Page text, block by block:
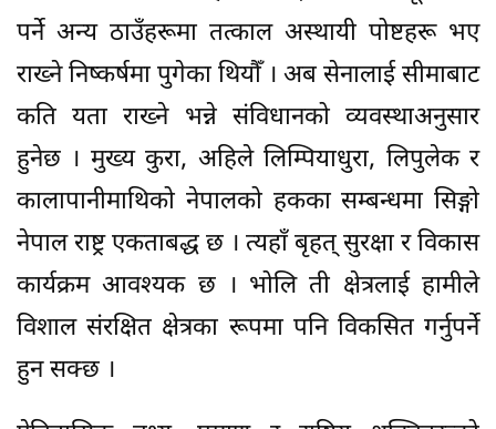
पर्ने अन्य ठाउँहरूमा तत्काल अस्थायी पोष्टहरू भए
राख्ने निष्कर्षमा पुगेका थियौँ । अब सेनालाई सीमाबाट
कति यता राख्ने भन्ने संविधानको व्यवस्थाअनुसार
हुनेछ । मुख्य कुरा, अहिले लिम्पियाधुरा, लिपुलेक र
कालापानीमाथिको नेपालको हकका सम्बन्धमा सिङ्गो
नेपाल राष्ट्र एकताबद्ध छ । त्यहाँ बृहत् सुरक्षा र विकास
कार्यक्रम आवश्यक छ । भोलि ती क्षेत्रलाई हामीले
विशाल संरक्षित क्षेत्रका रूपमा पनि विकसित गर्नुपर्ने
हुन सक्छ ।